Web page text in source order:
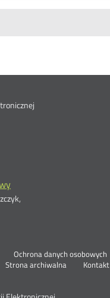
Otwórz
Ochrona danych osobowych
Strona archiwalna
Kontakt